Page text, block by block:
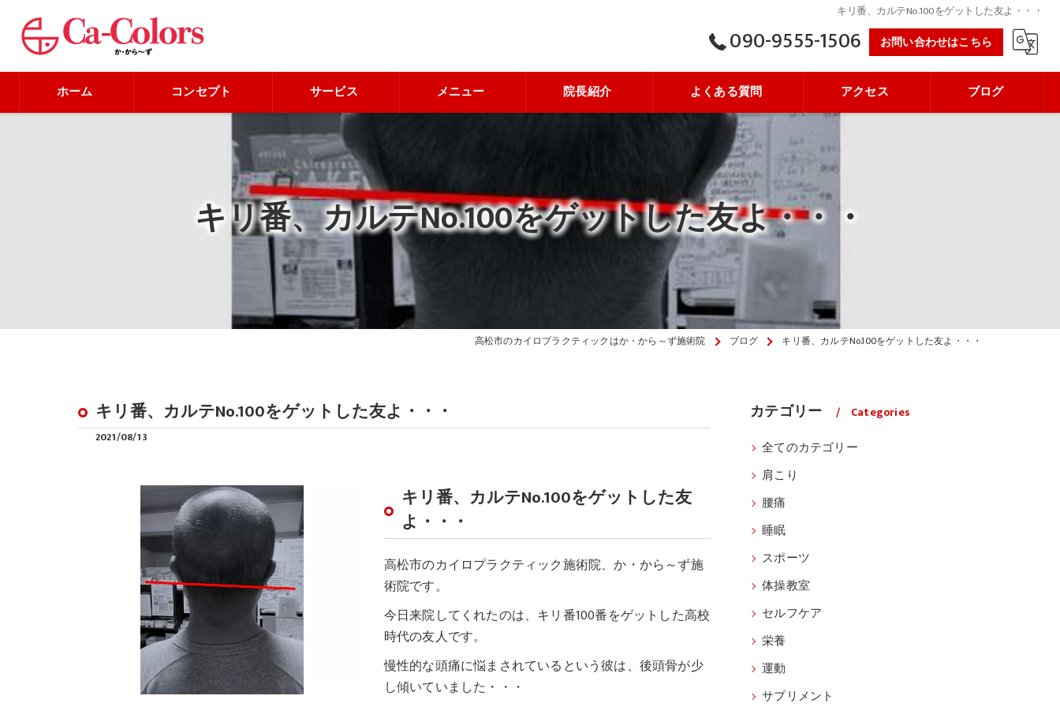
キリ番、カルテNo.100をゲットした友よ・・・
090-9555-1506 お問い合わせはこちら
ホーム コンセプト サービス メニュー 院長紹介 よくある質問 アクセス ブログ
キリ番、カルテNo.100をゲットした友よ・・・
高松市のカイロプラクティックはか・から～ず施術院 ブログ キリ番、カルテNo.100をゲットした友よ・・・
キリ番、カルテNo.100をゲットした友よ・・・
2021/08/13
キリ番、カルテNo.100をゲットした友
よ・・・
高松市のカイロプラクティック施術院、か・から～ず施
術院です。
今日来院してくれたのは、キリ番100番をゲットした高校
時代の友人です。
慢性的な頭痛に悩まされているという彼は、後頭骨が少
し傾いていました・・・
カテゴリー Categories
全てのカテゴリー
肩こり
腰痛
睡眠
スポーツ
体操教室
セルフケア
栄養
運動
サプリメント